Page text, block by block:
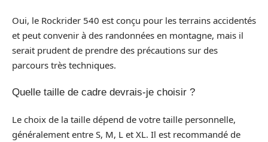
Oui, le Rockrider 540 est conçu pour les terrains accidentés
et peut convenir à des randonnées en montagne, mais il
serait prudent de prendre des précautions sur des
parcours très techniques.
Quelle taille de cadre devrais-je choisir ?
Le choix de la taille dépend de votre taille personnelle,
généralement entre S, M, L et XL. Il est recommandé de